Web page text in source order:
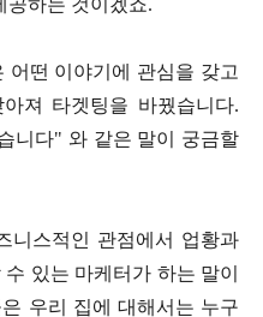
어떤 이야기에 관심을 갖고
져 타겟팅을 바꿨습니다.
니다" 와 같은 말이 궁금할
니스적인 관점에서 업황과
있는 마케터가 하는 말이
우리 집에 대해서는 누구